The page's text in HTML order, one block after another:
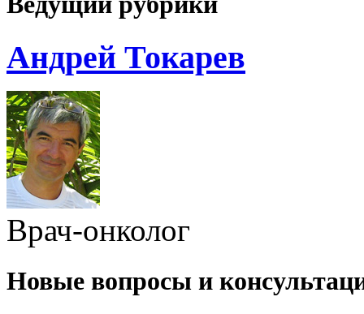
Андрей Токарев
Врач-онколог
Новые вопросы и